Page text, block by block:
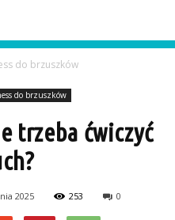
do brzuszków
do brzuszków
trzeba ćwiczyć
2025 253 0